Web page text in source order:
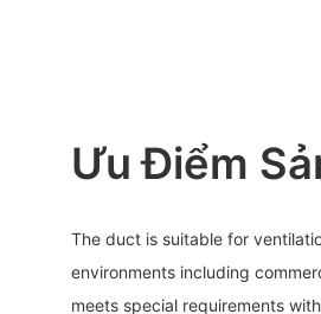
Ưu Điểm
The duct is suitable for
environments including
meets special requirements